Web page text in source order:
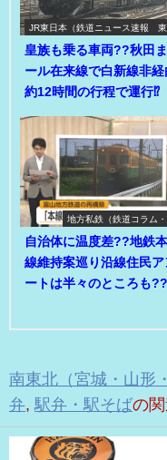
JR東日本（鉄道ニュース速報 東
皇族も乗る車両??秋田
ール在来線で白新線非経
約12時間の行程で運行⁉
地方私鉄（鉄道コラム・
自治体に温度差??地鉄
線維持案巡り沿線住民ア
ートは半々のところも??
南東北（宮城・山形
弁, 駅弁・駅そばの